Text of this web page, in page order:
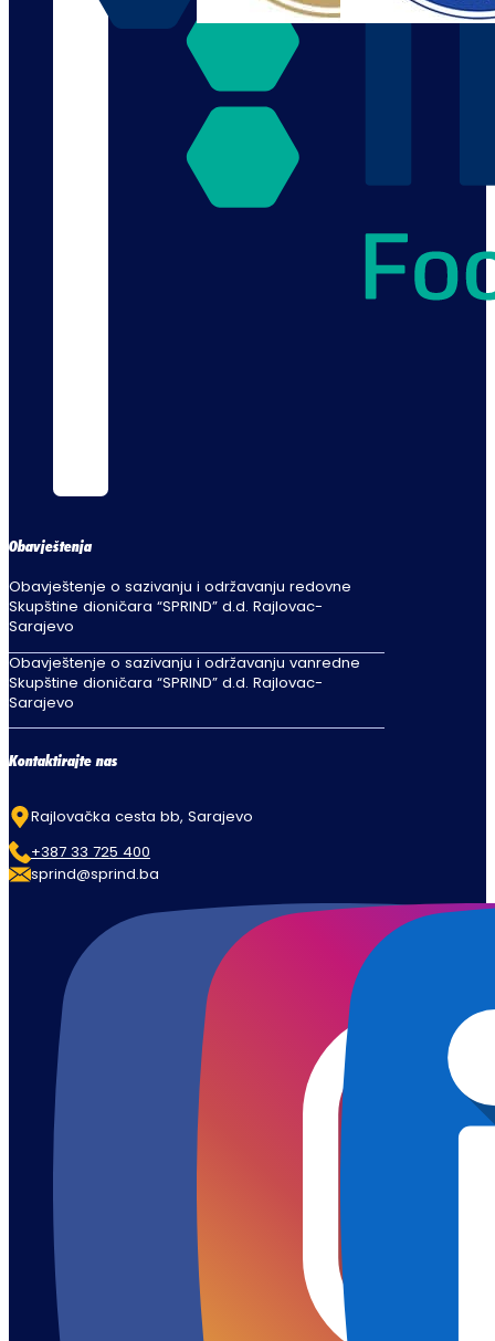
Obavještenja
Obavještenje o sazivanju i održavanju redovne
Skupštine dioničara “SPRIND” d.d. Rajlovac-
Sarajevo
Obavještenje o sazivanju i održavanju vanredne
Skupštine dioničara “SPRIND” d.d. Rajlovac-
Sarajevo
Kontaktirajte nas
Rajlovačka cesta bb, Sarajevo
+387 33 725 400
sprind@sprind.ba